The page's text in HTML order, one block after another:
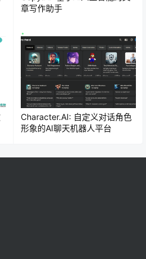
章写作助手
Character.AI: 自定义对话角色
形象的AI聊天机器人平台